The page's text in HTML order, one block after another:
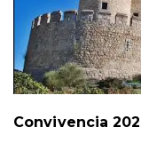
Convivencia